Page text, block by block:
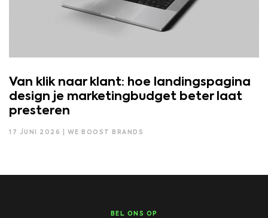
Van klik naar klant: hoe landingspagina
design je marketingbudget beter laat
presteren
17 JUNI 2026 | WE BOOST BRANDS
BEL ONS OP